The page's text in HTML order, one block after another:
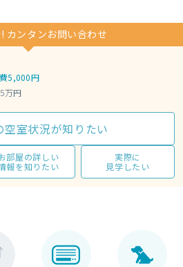
カンタンお問い合わせ
5,000円
万円
空室状況が知りたい
部屋の詳しい
報を知りたい
実際に
見学したい